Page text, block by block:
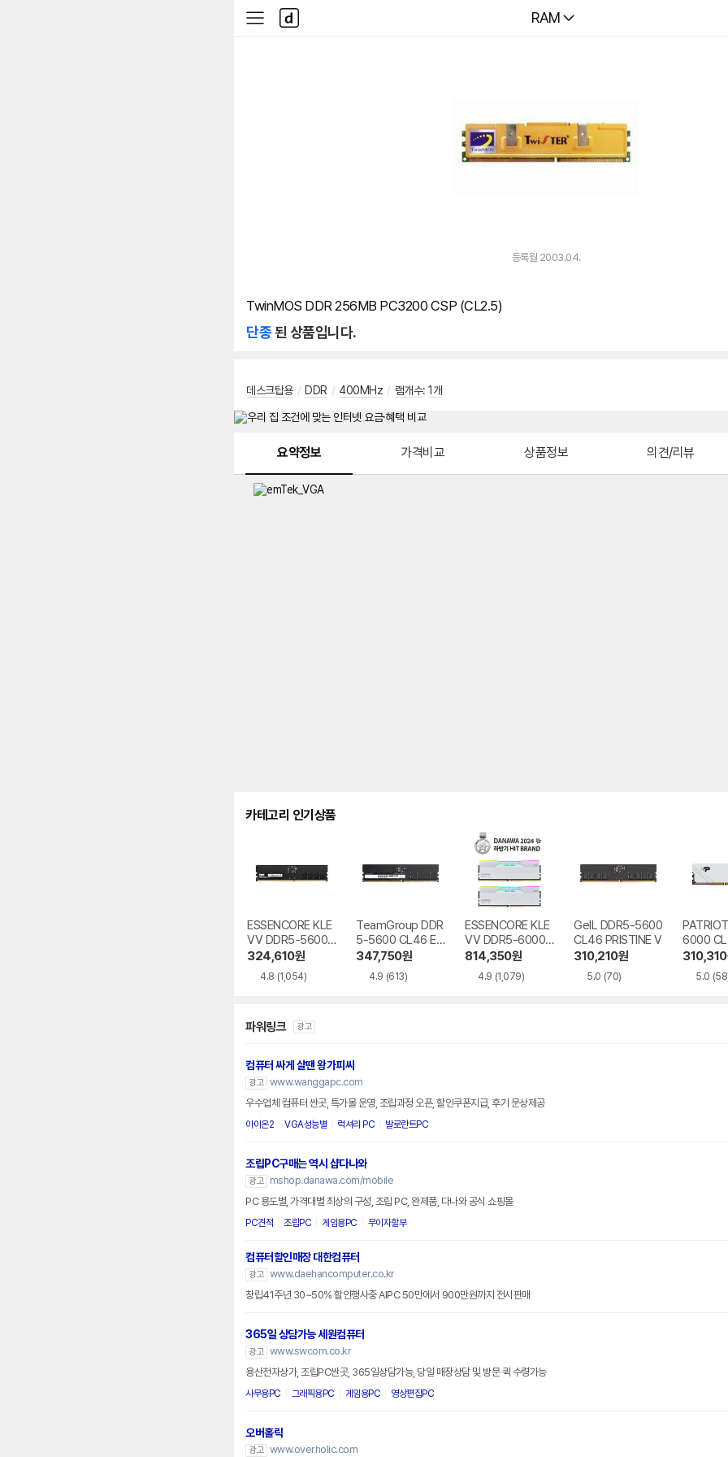
다나와
RAM
사
이
다
나
와
등록월 2003.04.
TwinMOS DDR 256MB PC3200 CSP (CL2.5)
단종된 상품입니다.
데스크탑용 / DDR / 400MHz / 램개수: 1개
요약정보 가격비교 상품정보 의견/리뷰
카테고리 인기상품
ESSENCORE KLE
VV DDR5-5600
CL46 파인인포
324,610원
4.8 (1,054)
TeamGroup DDR
5-5600 CL46 Elit
e 서린
347,750원
4.9 (613)
ESSENCORE KLE
VV DDR5-6000
CL30 CRAS V RG
B WHITE 패키지
서린
814,350원
4.9 (1,079)
GeIL DDR5-5600
CL46 PRISTINE V
310,210원
5.0 (70)
6000
ATURE
EVO 화
310,310
5.0
파워링크 광고
컴퓨터 싸게 살땐 왕가피씨
광고 www.wanggapc.com
우수업체 컴퓨터 싼곳, 특가몰 운영, 조립과정 오픈, 할인쿠폰지급, 후기 문상제공
아이온2 VGA성능별 럭셔리 PC 발로란트PC
조립PC구매는 역시 샵다나와
광고
mshop.danawa.com/mobile
PC 용도별, 가격대별 최상의 구성, 조립 PC, 완제품, 다나와 공식 쇼핑몰
PC견적 조립PC 게임용PC 무이자할부
컴퓨터할인매장 대한컴퓨터
광고 www.daehancomputer.co.kr
창립41주년 30~50% 할인행사중 AIPC 50만에서 900만원까지 전시판매
365일 상담가능 세원컴퓨터
광고 www.swcom.co.kr
용산전자상가, 조립PC싼곳, 365일상담가능, 당일 매장상담 및 방문 퀵 수령가능
사무용PC 그래픽용PC 게임용PC 영상편집PC
오버홀릭
광고 www.overholic.com